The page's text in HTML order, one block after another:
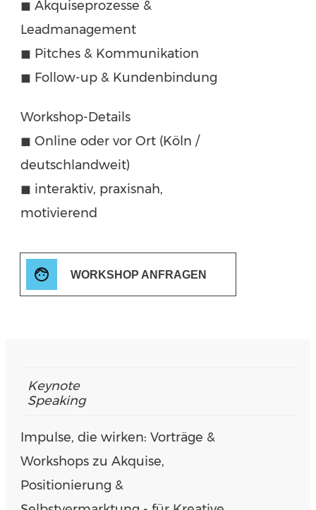
◼︎ Akquiseprozesse &
Leadmanagement
◼︎ Pitches & Kommunikation
◼︎ Follow-up & Kundenbindung
Workshop-Details
◼︎ Online oder vor Ort (Köln /
deutschlandweit)
◼︎ interaktiv, praxisnah,
motivierend
WORKSHOP ANFRAGEN
Keynote
Speaking
Impulse, die wirken: Vorträge &
Workshops zu Akquise,
Positionierung &